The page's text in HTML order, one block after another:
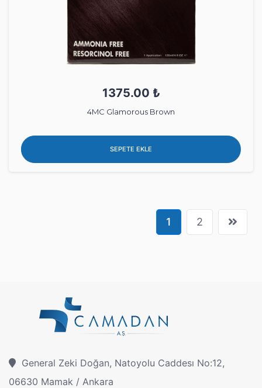
1375.00 ₺
4MC Glamorous Brown
SEPETE EKLE
1 2
General Zeki Doğan, Natoyolu Caddesı No:12,
06630 Mamak / Ankara